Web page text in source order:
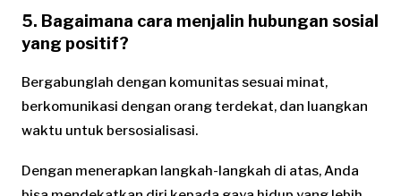
5. Bagaimana cara menjalin hubungan sosial
yang positif?
Bergabunglah dengan komunitas sesuai minat,
berkomunikasi dengan orang terdekat, dan luangkan
waktu untuk bersosialisasi.
Dengan menerapkan langkah-langkah di atas, Anda